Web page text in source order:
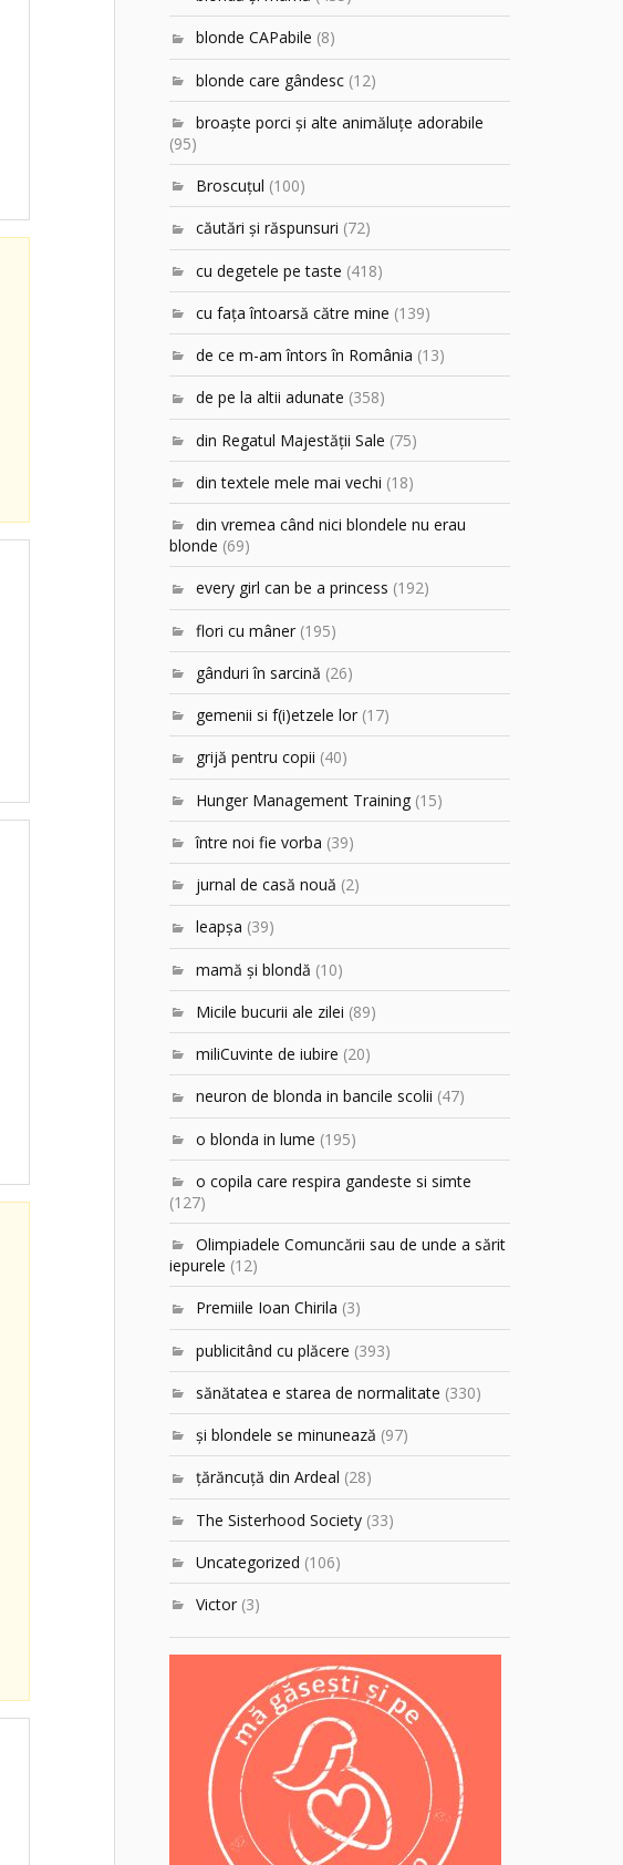
blonde CAPabile (8)
blonde care gândesc (12)
broaşte porci şi alte animăluţe adorabile
(95)
Broscuțul (100)
căutări şi răspunsuri (72)
cu degetele pe taste (418)
cu faţa întoarsă către mine (139)
de ce m-am întors în România (13)
de pe la altii adunate (358)
din Regatul Majestăţii Sale (75)
din textele mele mai vechi (18)
din vremea când nici blondele nu erau
blonde (69)
every girl can be a princess (192)
flori cu mâner (195)
gânduri în sarcină (26)
gemenii si f(i)etzele lor (17)
grijă pentru copii (40)
Hunger Management Training (15)
între noi fie vorba (39)
jurnal de casă nouă (2)
leapşa (39)
mamă şi blondă (10)
Micile bucurii ale zilei (89)
miliCuvinte de iubire (20)
neuron de blonda in bancile scolii (47)
o blonda in lume (195)
o copila care respira gandeste si simte
(127)
Olimpiadele Comuncării sau de unde a sărit
iepurele (12)
Premiile Ioan Chirila (3)
publicitând cu plăcere (393)
sănătatea e starea de normalitate (330)
şi blondele se minunează (97)
ţărăncuţă din Ardeal (28)
The Sisterhood Society (33)
Uncategorized (106)
Victor (3)